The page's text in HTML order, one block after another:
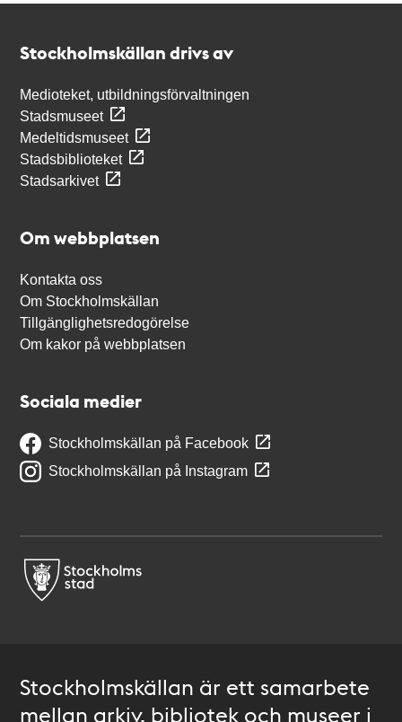
Stockholmskällan drivs av
Medioteket, utbildningsförvaltningen
Stadsmuseet
Medeltidsmuseet
Stadsbiblioteket
Stadsarkivet
Om webbplatsen
Kontakta oss
Om Stockholmskällan
Tillgänglighetsredogörelse
Om kakor på webbplatsen
Sociala medier
Stockholmskällan på Facebook
Stockholmskällan på Instagram
Stockholmskällan är ett samarbete
mellan arkiv, bibliotek och museer i